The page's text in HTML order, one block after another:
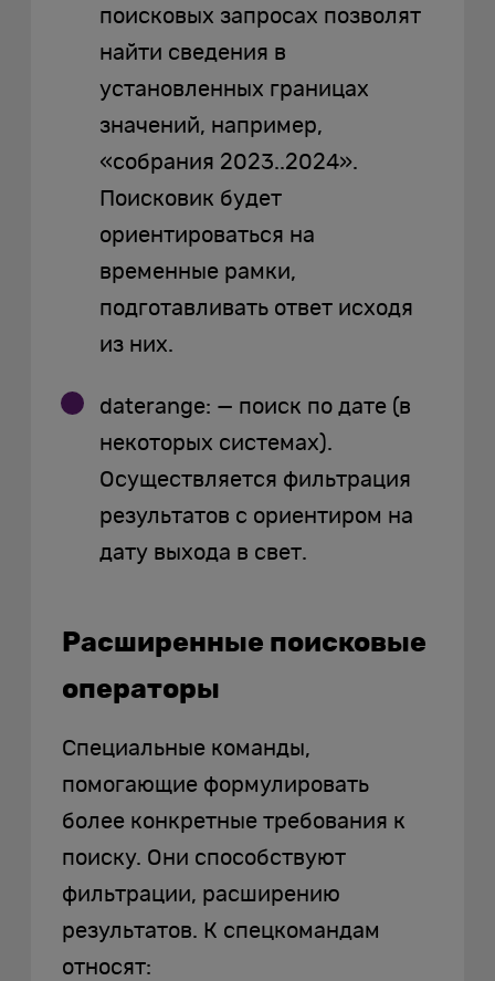
поисковых запросах позволят
найти сведения в
установленных границах
значений, например,
«собрания 2023..2024».
Поисковик будет
ориентироваться на
временные рамки,
подготавливать ответ исходя
из них.
daterange: — поиск по дате (в
некоторых системах).
Осуществляется фильтрация
результатов с ориентиром на
дату выхода в свет.
Расширенные поисковые
операторы
Специальные команды,
помогающие формулировать
более конкретные требования к
поиску. Они способствуют
фильтрации, расширению
результатов. К спецкомандам
относят: